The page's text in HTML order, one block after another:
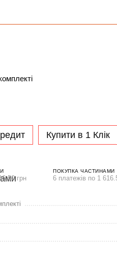
Купити в 1 Клік
грн
ПОКУПКА ЧАСТИНАМИ
6 платежів по 1